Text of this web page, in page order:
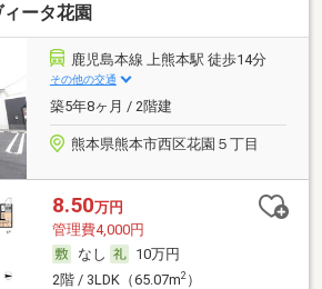
ータ花園
鹿児島本線 上熊本駅 徒歩14分
その他の交通
築5年8ヶ月 / 2階建
熊本県熊本市西区花園５丁目
8.50万円
管理費4,000円
なし
10万円
2階 / 3LDK（65.07m2）